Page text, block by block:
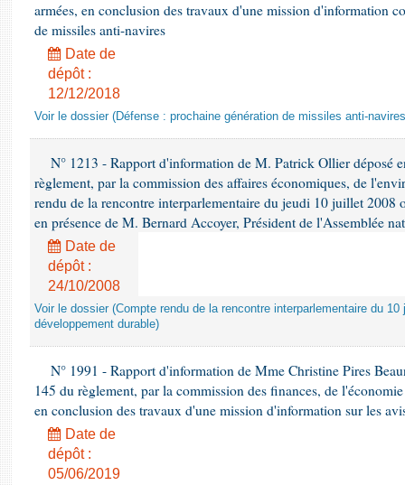
armées, en conclusion des travaux d'une mission d'information
de missiles anti-navires
Date de
dépôt :
12/12/2018
Voir le dossier (Défense : prochaine génération de missiles anti-
N° 1213 - Rapport d'information de M. Patrick Ollier déposé
règlement, par la commission des affaires économiques, de
rendu de la rencontre interparlementaire du jeudi 10 juillet 2008
en présence de M. Bernard Accoyer, Président de l'Assemblée
Date de
dépôt :
24/10/2008
Voir le dossier (Compte rendu de la rencontre interparlementaire du
développement durable)
N° 1991 - Rapport d'information de Mme Christine Pires
145 du règlement, par la commission des finances, de
en conclusion des travaux d'une mission d'information sur les
Date de
dépôt :
05/06/2019